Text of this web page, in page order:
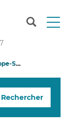
T
n
g
Sauvage
Rechercher